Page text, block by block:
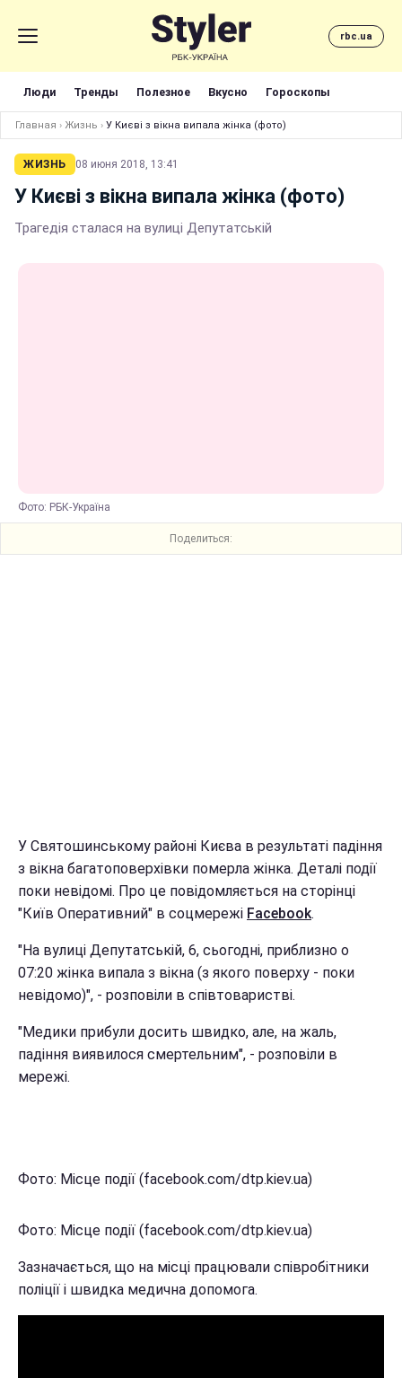
rbc.ua
Люди Тренды Полезное Вкусно Гороскопы
Главная › Жизнь › У Києві з вікна випала жінка (фото)
ЖИЗНЬ 08 июня 2018, 13:41
У Києві з вікна випала жінка (фото)
Трагедія сталася на вулиці Депутатській
Фото: РБК-Україна
Поделиться:
У Святошинському районі Києва в результаті падіння
з вікна багатоповерхівки померла жінка. Деталі події
поки невідомі. Про це повідомляється на сторінці
"Київ Оперативний" в соцмережі Facebook.
"На вулиці Депутатській, 6, сьогодні, приблизно о
07:20 жінка випала з вікна (з якого поверху - поки
невідомо)", - розповіли в співтоваристві.
"Медики прибули досить швидко, але, на жаль,
падіння виявилося смертельним", - розповіли в
мережі.
Фото: Місце події (facebook.com/dtp.kiev.ua)
Фото: Місце події (facebook.com/dtp.kiev.ua)
Зазначається, що на місці працювали співробітники
поліції і швидка медична допомога.